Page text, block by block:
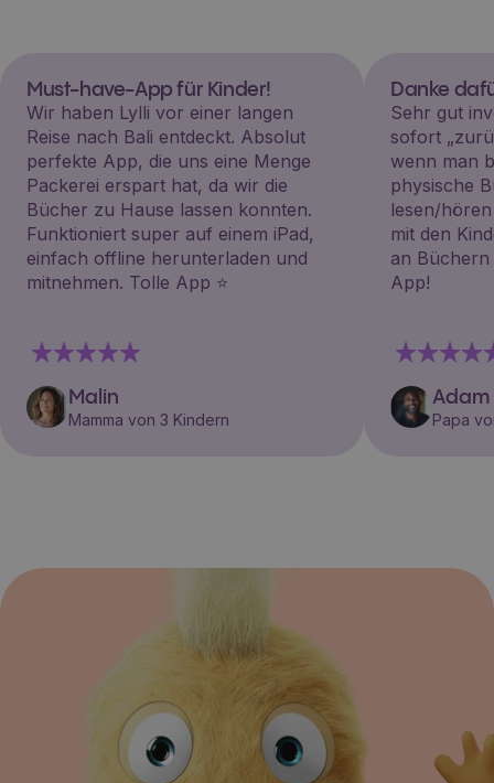
Must-have-App für Kinder!
Wir haben Lylli vor einer langen
Reise nach Bali entdeckt. Absolut
perfekte App, die uns eine Menge
Packerei erspart hat, da wir die
Bücher zu Hause lassen konnten.
Funktioniert super auf einem iPad,
einfach offline herunterladen und
mitnehmen. Tolle App ⭐️
Malin
Mamma von 3 Kindern
Danke
Sehr gut
sofort
wenn man
physische
lesen/
mit den
an Büchern
App!
Adam
Papa